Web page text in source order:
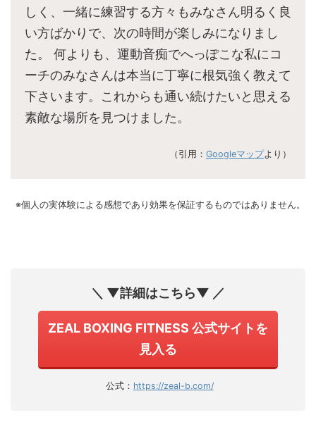
しく、一緒に練習する方々もみなさん明るく良
い方ばかりで、次の時間が楽しみになりまし
た。 何よりも、運動音痴でへっぽこな私にコ
ーチのみなさんは本当に丁寧に根気強く教えて
下さいます。これからも通い続けたいと思える
素敵な場所を見つけました。
（引用： Googleマップより）
※個人の実体験による感想であり効果を保証するものではありません。
＼ ▼詳細はこちら▼ ／
ZEAL BOXING FITNESS 公式サイトを
見入る
公式： https://zeal-b.com/